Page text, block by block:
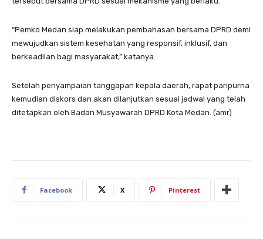
“Pemko Medan siap melakukan pembahasan bersama DPRD demi
mewujudkan sistem kesehatan yang responsif, inklusif, dan
berkeadilan bagi masyarakat,” katanya.
Setelah penyampaian tanggapan kepala daerah, rapat paripurna
kemudian diskors dan akan dilanjutkan sesuai jadwal yang telah
ditetapkan oleh Badan Musyawarah DPRD Kota Medan. (amr)
Facebook X Pinterest